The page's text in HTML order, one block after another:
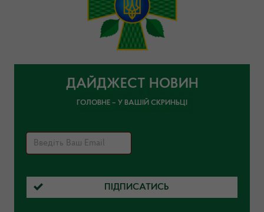
ДАЙДЖЕСТ НОВИН
ГОЛОВНЕ – У ВАШІЙ СКРИНЬЦІ
ПІДПИСАТИСЬ